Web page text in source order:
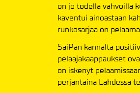
on jo todella vahvoilla
kaventui ainoastaan
runkosarjaa on
SaiPan kannalta
pelaajakaappaukset
on iskenyt
perjantaina Lahdessa